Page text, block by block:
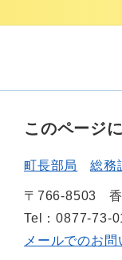
このページ
町長部局 総務
〒766-8503
Tel：0877-73-
メールでのお